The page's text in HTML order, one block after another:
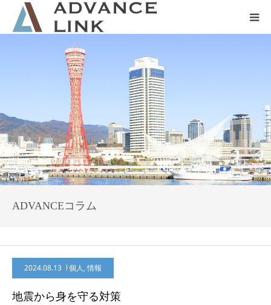
ADVANCEコラム
2024.08.13 個人,情報
地震から身を守る対策
会社概要
ネット保険
事業保険